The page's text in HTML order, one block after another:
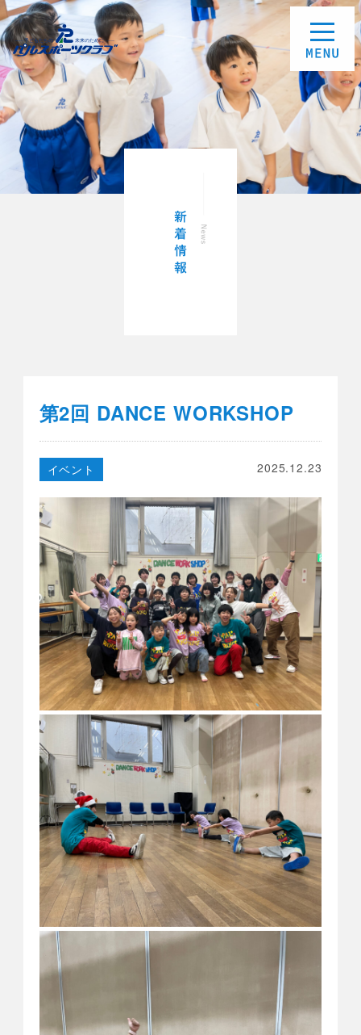
第2回 DANCE WORKSHOP
2025.12.23
イベント